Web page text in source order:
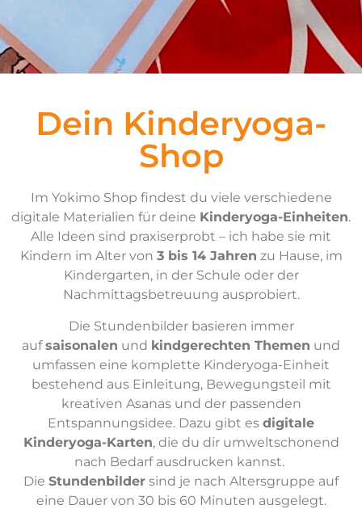
Dein Kinderyoga-
Shop
Im Yokimo Shop findest du viele verschiedene
digitale Materialien für deine Kinderyoga-Einheiten.
Alle Ideen sind praxiserprobt – ich habe sie mit
Kindern im Alter von 3 bis 14 Jahren zu Hause, im
Kindergarten, in der Schule oder der
Nachmittagsbetreuung ausprobiert.
Die Stundenbilder basieren immer
aufsaisonalen und kindgerechten Themen und
umfassen eine komplette Kinderyoga-Einheit
bestehend aus Einleitung, Bewegungsteil mit
kreativen Asanas und der passenden
Entspannungsidee. Dazu gibt es digitale
Kinderyoga-Karten, die du dir umweltschonend
nach Bedarf ausdrucken kannst.
Die Stundenbilder sind je nach Altersgruppe auf
eine Dauer von 30 bis 60 Minuten ausgelegt.